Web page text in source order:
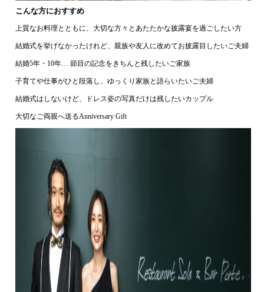
こんな方におすすめ
上質なお料理とともに、大切な方々とあたたかな披露宴を過ごしたい方
結婚式を挙げなかったけれど、親族や友人に改めてお披露目したいご夫婦
結婚5年・10年… 節目の記念をきちんと残したいご家族
子育てや仕事がひと段落し、ゆっくり家族と語らいたいご夫婦
結婚式はしないけど、ドレス姿の写真だけは残したいカップル
大切なご両親へ送るAnniversary Gift